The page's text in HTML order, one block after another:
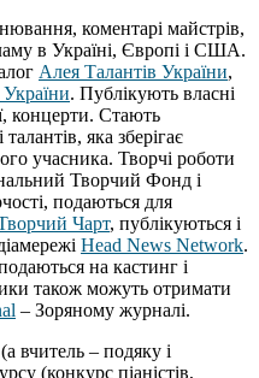
коментарі майстрів,
в Україні, Європі і США.
Алея Талантів України,
. Публікують власні
концерти. Стають
яка зберігає
учасника. Творчі роботи
Творчий Фонд і
подаються для
Чарт, публікуються і
Head News Network.
на кастинг і
також можуть отримати
– Зоряному журналі.
вчитель – подяку і
(конкурс піаністів,